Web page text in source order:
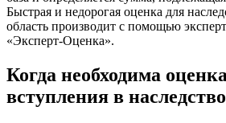
Быстрая и недорогая оценка для
область производит с помощью
«Эксперт-Оценка».
Когда необходима
вступления в